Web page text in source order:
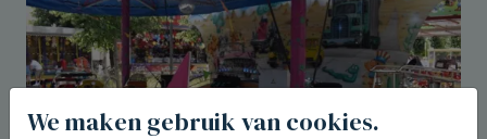
We maken gebruik van cookies.